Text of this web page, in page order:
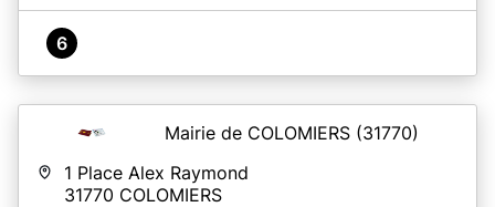
6
Mairie de COLOMIERS (31770)
1 Place Alex Raymond
31770 COLOMIERS